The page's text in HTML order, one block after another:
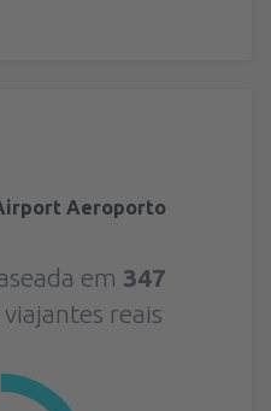
Aeroporto
em 347
viajantes reais